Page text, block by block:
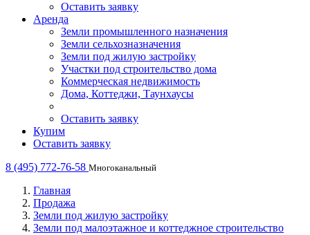
Оставить заявку
Аренда
Земли промышленного назначения
Земли сельхозназначения
Земли под жилую застройку
Участки под строительство дома
Коммерческая недвижимость
Дома, Коттеджи, Таунхаусы
Оставить заявку
Купим
Оставить заявку
8 (495) 772-76-58 Многоканальный
Главная
Продажа
Земли под жилую застройку
Земли под малоэтажное и коттеджное строительство